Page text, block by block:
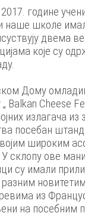
године
наше школе
двема
које су
Дому
„ Balkan Cheese
излагача
посебан
широким
склопу ове
су имали
разним
из
на посебним